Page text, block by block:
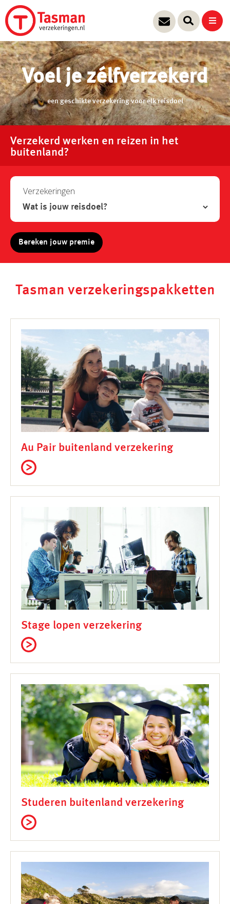
Ga
naar
inhoud
Voel je zélfverzekerd
een geschikte verzekering voor elk reisdoel
Verzekerd werken en reizen in het
buitenland?
Verzekeringen
Bereken jouw premie
Tasman verzekeringspakketten
Au Pair buitenland verzekering
Stage lopen verzekering
Studeren buitenland verzekering